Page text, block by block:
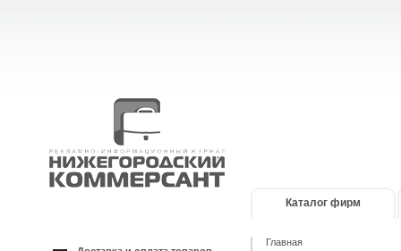
Каталог фирм
Главная